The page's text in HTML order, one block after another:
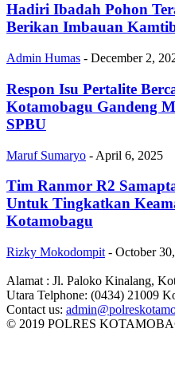
Hadiri Ibadah Pohon
Berikan Imbauan
Admin Humas - December 2,
Respon Isu Pertalite
Kotamobagu Gandeng
SPBU
Maruf Sumaryo - April 6, 2025
Tim Ranmor R2
Untuk Tingkatkan
Kotamobagu
Rizky Mokodompit - October
Alamat : Jl. Paloko Kinalang,
Utara Telphone: (0434) 21009
Contact us:
© 2019 POLRES